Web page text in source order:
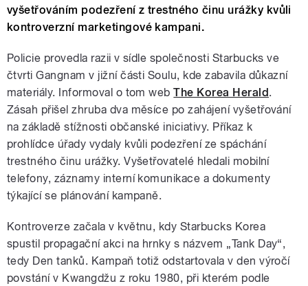
vyšetřováním podezření z trestného činu urážky kvůli
kontroverzní marketingové kampani.
Policie provedla razii v sídle společnosti Starbucks ve
čtvrti Gangnam v jižní části Soulu, kde zabavila důkazní
materiály. Informoval o tom webThe Korea Herald.
Zásah přišel zhruba dva měsíce po zahájení vyšetřování
na základě stížnosti občanské iniciativy. Příkaz k
prohlídce úřady vydaly kvůli podezření ze spáchání
trestného činu urážky. Vyšetřovatelé hledali mobilní
telefony, záznamy interní komunikace a dokumenty
týkající se plánování kampaně.
Kontroverze začala v květnu, kdy Starbucks Korea
spustil propagační akci na hrnky s názvem „Tank Day“,
tedy Den tanků. Kampaň totiž odstartovala v den výročí
povstání v Kwangdžu z roku 1980, při kterém podle